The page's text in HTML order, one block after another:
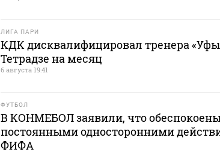
ЛИГА ПАРИ
КДК дисквалифицировал тренера
Тетрадзе на месяц
6 августа 19:41
ФУТБОЛ
В КОНМЕБОЛ заявили, что
постоянными односторонними
ФИФА